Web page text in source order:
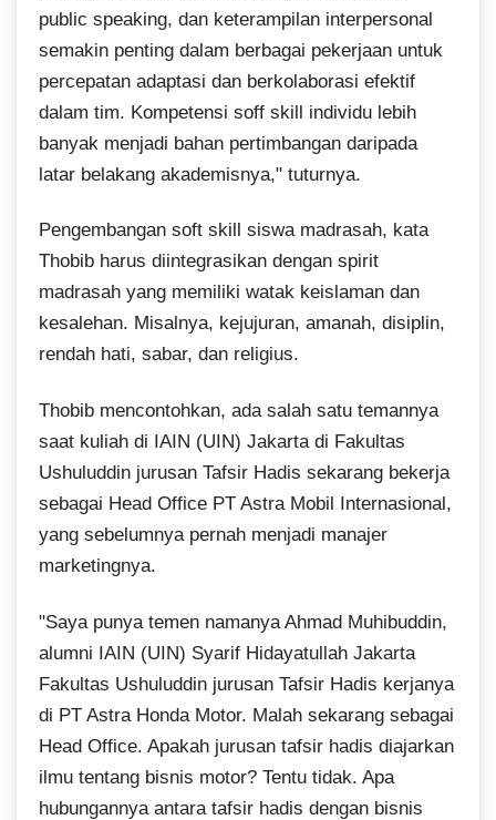
public speaking, dan keterampilan interpersonal
semakin penting dalam berbagai pekerjaan untuk
percepatan adaptasi dan berkolaborasi efektif
dalam tim. Kompetensi soff skill individu lebih
banyak menjadi bahan pertimbangan daripada
latar belakang akademisnya," tuturnya.
Pengembangan soft skill siswa madrasah, kata
Thobib harus diintegrasikan dengan spirit
madrasah yang memiliki watak keislaman dan
kesalehan. Misalnya, kejujuran, amanah, disiplin,
rendah hati, sabar, dan religius.
Thobib mencontohkan, ada salah satu temannya
saat kuliah di IAIN (UIN) Jakarta di Fakultas
Ushuluddin jurusan Tafsir Hadis sekarang bekerja
sebagai Head Office PT Astra Mobil Internasional,
yang sebelumnya pernah menjadi manajer
marketingnya.
"Saya punya temen namanya Ahmad Muhibuddin,
alumni IAIN (UIN) Syarif Hidayatullah Jakarta
Fakultas Ushuluddin jurusan Tafsir Hadis kerjanya
di PT Astra Honda Motor. Malah sekarang sebagai
Head Office. Apakah jurusan tafsir hadis diajarkan
ilmu tentang bisnis motor? Tentu tidak. Apa
hubungannya antara tafsir hadis dengan bisnis